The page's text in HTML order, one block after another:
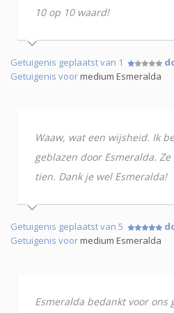
10 op 10 waard!
Getuigenis geplaatst van 1
Getuigenis voormedium Esmeralda
Waaw, wat een wijsheid. Ik
geblazen door Esmeralda.
tien. Dank je wel Esmeralda!
Getuigenis geplaatst van 5
Getuigenis voormedium Esmeralda
Esmeralda bedankt voor ons